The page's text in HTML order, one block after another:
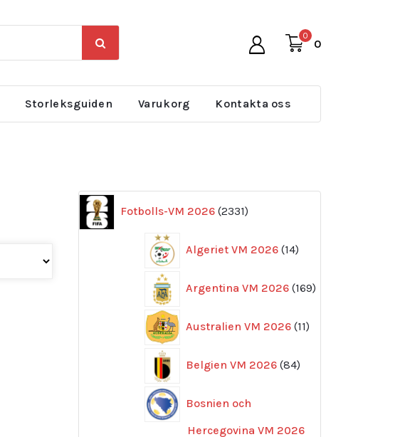
0
0
Storleksguiden Varukorg Kontakta oss
Fotbolls-VM 2026 2331
produkter
Algeriet VM 2026 14
produkter
Argentina VM 2026 169
produkter
Australien VM 2026 11
produkter
Belgien VM 2026 84
produkter
Bosnien och
Hercegovina VM 2026